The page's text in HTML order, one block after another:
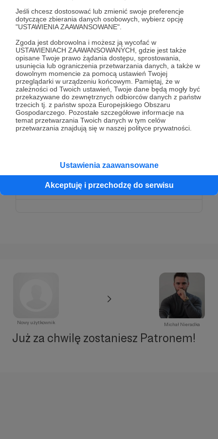
Jeśli chcesz dostosować lub zmienić swoje preferencje
dotyczące zbierania danych osobowych, wybierz opcję
"USTAWIENIA ZAAWANSOWANE".
Zgoda jest dobrowolna i możesz ją wycofać w
USTAWIENIACH ZAAWANSOWANYCH, gdzie jest także
opisane Twoje prawo żądania dostępu, sprostowania,
usunięcia lub ograniczenia przetwarzania danych, a także w
dowolnym momencie za pomocą ustawień Twojej
przeglądarki w urządzeniu końcowym. Pamiętaj, że w
zależności od Twoich ustawień, Twoje dane będą mogły być
przekazywane do zewnętrznych odbiorców danych z państw
trzecich tj. z państw spoza Europejskiego Obszaru
Gospodarczego. Pozostałe szczegółowe informacje na
temat przetwarzania Twoich danych w tym celów
przetwarzania znajdują się w naszej polityce prywatności.
Ustawienia zaawansowane
Akceptuję i przechodzę do serwisu
Dziękuję za Twoje wsparcie!
100 zł miesięcznie
Dziękuję za Twoje wsparcie!
Dziękuję za Twoje wsparcie!
Nowy użytkownik Michał Nieradka
Już za chwilę zostaniesz Patronem!